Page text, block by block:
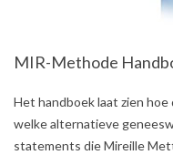
MIR-Methode
2018-
09-
04
Het handboek laat zien
welke alternatieve
statements die Mireille